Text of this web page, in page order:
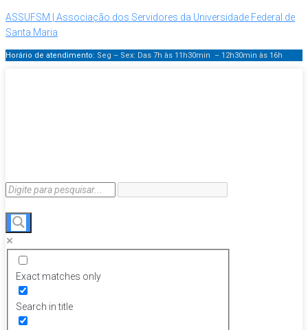
ASSUFSM | Associação dos Servidores da Universidade Federal de
Santa Maria
Horário de atendimento: Seg – Sex: Das 7h às 11h30min – 12h30min às 16h
Exact matches only
Search in title